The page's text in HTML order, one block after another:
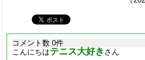
コメント数 0件
こんにちはテニス大好き さん